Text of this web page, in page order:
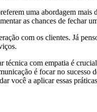
uma abordagem mais
as chances de fechar
com os clientes. Já
técnica com empatia é
é focar no sucesso
você a aplicar essas